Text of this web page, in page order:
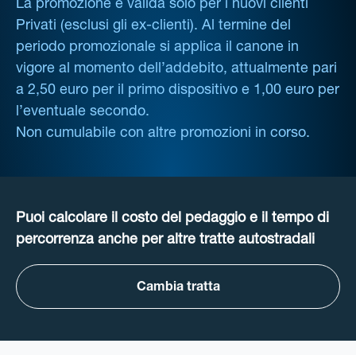
La promozione è valida solo per i nuovi clienti
Privati (esclusi gli ex-clienti). Al termine del
periodo promozionale si applica il canone in
vigore al momento dell’addebito, attualmente pari
a 2,50 euro per il primo dispositivo e 1,00 euro per
l’eventuale secondo.
Non cumulabile con altre promozioni in corso.
Puoi calcolare il costo del pedaggio e il tempo di
percorrenza anche per altre tratte autostradali
Cambia tratta